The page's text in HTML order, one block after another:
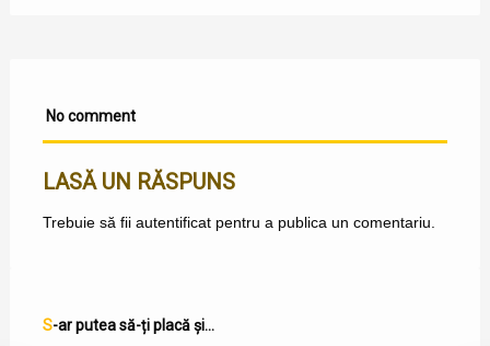
No comment
LASĂ UN RĂSPUNS
Trebuie să fii autentificatpentru a publica un comentariu.
S-ar putea să-ți placă și...